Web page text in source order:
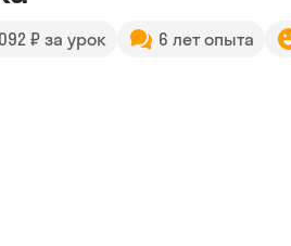
₽ за урок 6 лет опыта